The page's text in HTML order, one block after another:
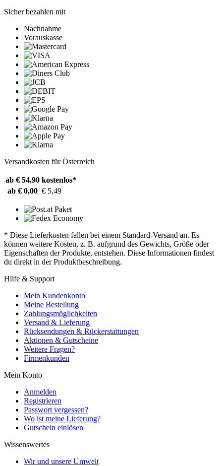
Sicher bezahlen mit
Nachnahme
Vorauskasse
Versandkosten für Österreich
ab € 54,90 kostenlos*
ab € 0,00 € 5,49
* Diese Lieferkosten fallen bei einem Standard-Versand an. Es
können weitere Kosten, z. B. aufgrund des Gewichts, Größe oder
Eigenschaften der Produkte, entstehen. Diese Informationen findest
du direkt in der Produktbeschreibung.
Hilfe & Support
Mein Kundenkonto
Meine Bestellung
Zahlungsmöglichkeiten
Versand & Lieferung
Rücksendungen & Rückerstattungen
Aktionen & Gutscheine
Weitere Fragen?
Firmenkunden
Mein Konto
Anmelden
Registrieren
Passwort vergessen?
Wo ist meine Lieferung?
Gutschein einlösen
Wissenswertes
Wir und unsere Umwelt